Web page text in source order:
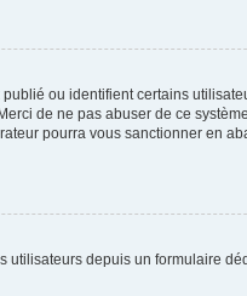
ou identifient certains
de ne pas abuser de ce
pourra vous sanctionner en
depuis un formulaire